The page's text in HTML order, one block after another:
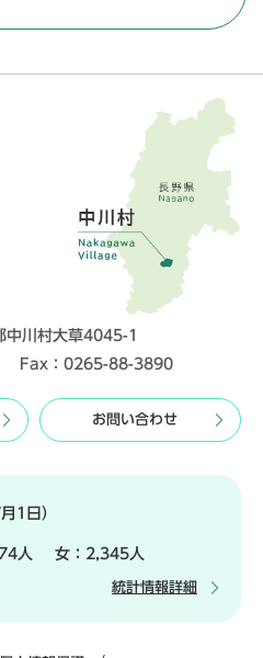
川村大草4045-1
Fax：0265-88-3890
お問い合わせ
1日）
人 女： 2,345人
統計情報詳細